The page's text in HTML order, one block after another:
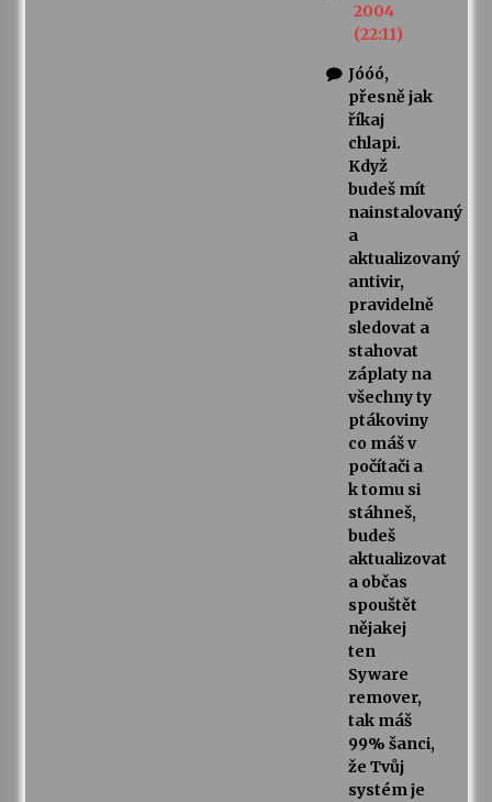
2004
(22:11)
Jóóó,
přesně jak
říkaj
chlapi.
Když
budeš mít
nainstalovaný
a
aktualizovaný
antivir,
pravidelně
sledovat a
stahovat
záplaty na
všechny ty
ptákoviny
co máš v
počítači a
k tomu si
stáhneš,
budeš
aktualizovat
a občas
spouštět
nějakej
ten
Syware
remover,
tak máš
99% šanci,
že Tvůj
systém je